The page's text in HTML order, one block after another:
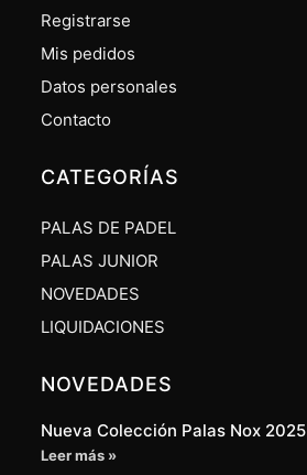
Registrarse
Mis pedidos
Datos personales
Contacto
CATEGORÍAS
PALAS DE PADEL
PALAS JUNIOR
NOVEDADES
LIQUIDACIONES
NOVEDADES
Nueva Colección Palas Nox 2025
Leer más »